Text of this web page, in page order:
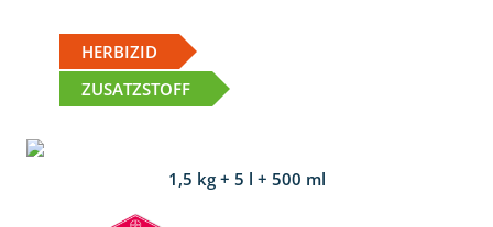
HERBIZID
ZUSATZSTOFF
1,5 kg + 5 l + 500 ml